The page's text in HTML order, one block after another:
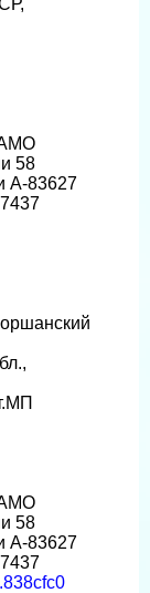
58
А-83627
58
А-83627